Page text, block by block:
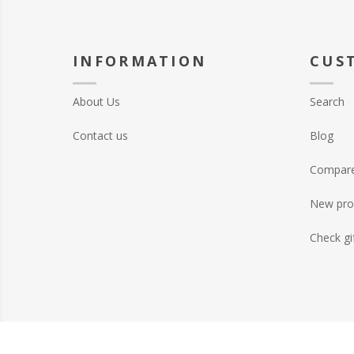
INFORMATION
About Us
Contact us
Search
Blog
New
Check